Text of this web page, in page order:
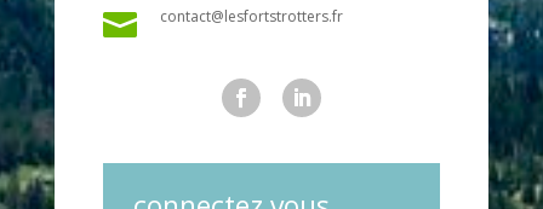
 contact@lesfortstrotters.fr